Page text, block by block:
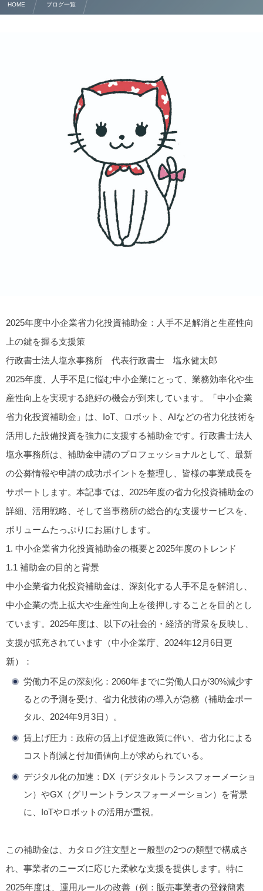
HOME ブログ一覧
2025年度中小企業省力化投資補助金：人手不足解消と生産性向
上の鍵を握る支援策
行政書士法人塩永事務所 代表行政書士 塩永健太郎
2025年度、人手不足に悩む中小企業にとって、業務効率化や生
産性向上を実現する絶好の機会が到来しています。「中小企業
省力化投資補助金」は、IoT、ロボット、AIなどの省力化技術を
活用した設備投資を強力に支援する補助金です。行政書士法人
塩永事務所は、補助金申請のプロフェッショナルとして、最新
の公募情報や申請の成功ポイントを整理し、皆様の事業成長を
サポートします。本記事では、2025年度の省力化投資補助金の
詳細、活用戦略、そして当事務所の総合的な支援サービスを、
ボリュームたっぷりにお届けします。
1. 中小企業省力化投資補助金の概要と2025年度のトレンド
1.1 補助金の目的と背景
中小企業省力化投資補助金は、深刻化する人手不足を解消し、
中小企業の売上拡大や生産性向上を後押しすることを目的とし
ています。2025年度は、以下の社会的・経済的背景を反映し、
支援が拡充されています（中小企業庁、2024年12月6日更
新）：
労働力不足の深刻化 ：2060年までに労働人口が30%減少す
るとの予測を受け、省力化技術の導入が急務（補助金ポー
タル、2024年9月3日）。
賃上げ圧力 ：政府の賃上げ促進政策に伴い、省力化による
コスト削減と付加価値向上が求められている。
デジタル化の加速 ：DX（デジタルトランスフォーメーショ
ン）やGX（グリーントランスフォーメーション）を背景
に、IoTやロボットの活用が重視。
この補助金は、カタログ注文型と一般型の2つの類型で構成さ
れ、事業者のニーズに応じた柔軟な支援を提供します。特に
2025年度は、運用ルールの改善（例：販売事業者の登録簡素